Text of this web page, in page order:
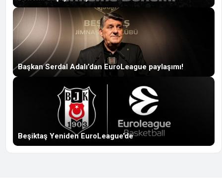
Başkan Serdal Adalı’dan EuroLeague paylaşımı!
Beşiktaş Yeniden EuroLeague’de